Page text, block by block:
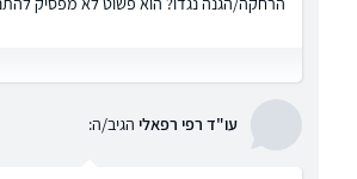
עו"ד רפי רפאלי הגיב/ה: